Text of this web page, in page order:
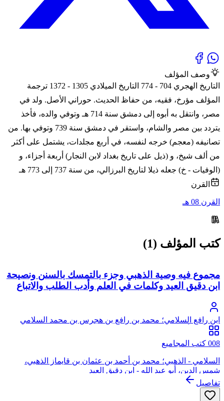
وصف المؤلف
التاريخ الهجري 704 - 774 التاريخ الميلادي 1305 - 1372 ترجمة
المؤلف مؤرخ، فقيه، من حفاظ الحديث. حوراني الأصل. ولد في
مصر، وانتقل به أبوه إلى دمشق سنة 714 هـ وتوفي والده، فأخذ
يتردد بين مصر والشام، واستقر في دمشق سنة 739 وتوفي بها. من
تصانيفه (معجم) خرجه لنفسه، في أربع مجلدات، يشتمل على أكثر
من ألف شيخ، و (ذيل على تاريخ بغداد لابن النجار) أربعة أجزاء، و
(الوفيات - خ) جعله ذيلا لتاريخ البرزالي، من سنة 737 إلى 773 هـ
القرن
القرن 08 هـ
كتب المؤلف (1)
مجموع فيه وصية الذهبي وجزء بالتمسك بالسنن ونصيحة
ابن دقيق العيد وكلمات في العلم وأدب الطلب والاتباع
ابن رافع السلامي؛ محمد بن رافع بن هجرس بن محمد السلامي
العميدي، أبو المعالي، تقي الدين
008 كتب المجاميع
السلامي - الذهبي؛ محمد بن أحمد بن عثمان بن قايماز الذهبي،
شمس الدين، أبو عبد الله - ابن دقيق العيد
تفاصيل